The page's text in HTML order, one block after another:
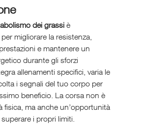
dei grassi è
migliorare la resistenza,
e mantenere un
durante gli sforzi
allenamenti specifici, varia le
i segnali del tuo corpo per
beneficio. La corsa non è
fisica, ma anche un’opportunità
i propri limiti.